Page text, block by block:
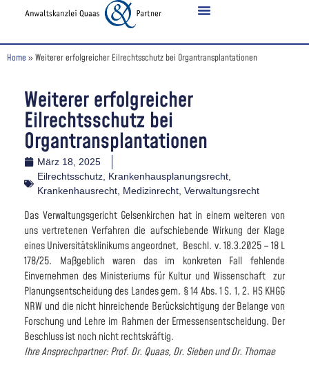
Home »Weiterer erfolgreicher Eilrechtsschutz bei Organtransplantationen
Weiterer erfolgreicher
Eilrechtsschutz bei
Organtransplantationen
März 18, 2025
Eilrechtsschutz Krankenhausplanungsrecht
Krankenhausrecht Medizinrecht Verwaltungsrecht
Das Verwaltungsgericht Gelsenkirchen hat in einem weiteren von
uns vertretenen Verfahren die aufschiebende Wirkung der Klage
eines Universitätsklinikums angeordnet, Beschl. v. 18.3.2025 – 18 L
178/25. Maßgeblich waren das im konkreten Fall fehlende
Einvernehmen des Ministeriums für Kultur und Wissenschaft zur
Planungsentscheidung des Landes gem. § 14 Abs. 1 S. 1, 2. HS KHGG
NRW und die nicht hinreichende Berücksichtigung der Belange von
Forschung und Lehre im Rahmen der Ermessensentscheidung. Der
Beschluss ist noch nicht rechtskräftig.
Ihre Ansprechpartner: Prof. Dr. Quaas, Dr. Sieben und Dr. Thomae